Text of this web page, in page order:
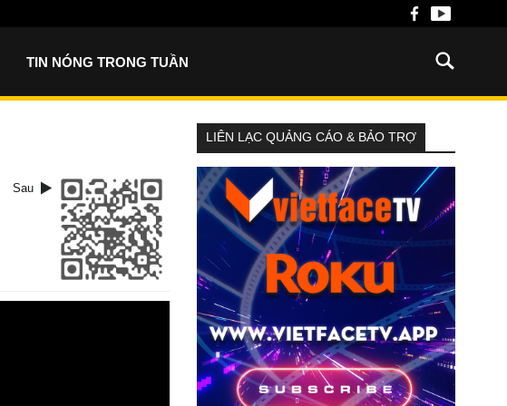
TIN NÓNG TRONG TUẦN
Sau
LIÊN LẠC QUẢNG CÁO & BẢO TRỢ